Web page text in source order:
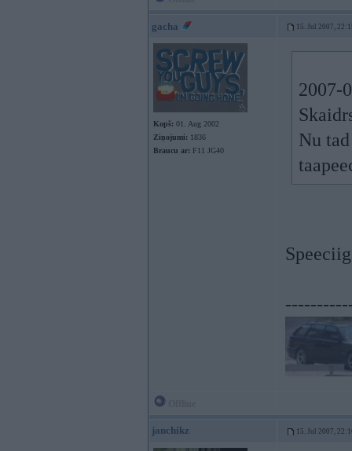
gacha 15. Jul 2007,
Kopš: 01. Aug 2002
Ziņojumi: 1836
Braucu ar: F11 JG40
2007-
Nu
janchikz 15. Jul 2007,